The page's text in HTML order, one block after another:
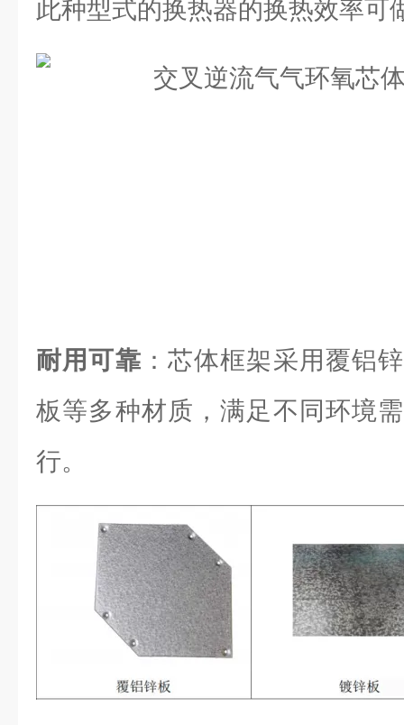
此种型式的换热器的换热效率可
耐用可靠 ：芯体框架采用覆铝
板等多种材质，满足不同环境
行。